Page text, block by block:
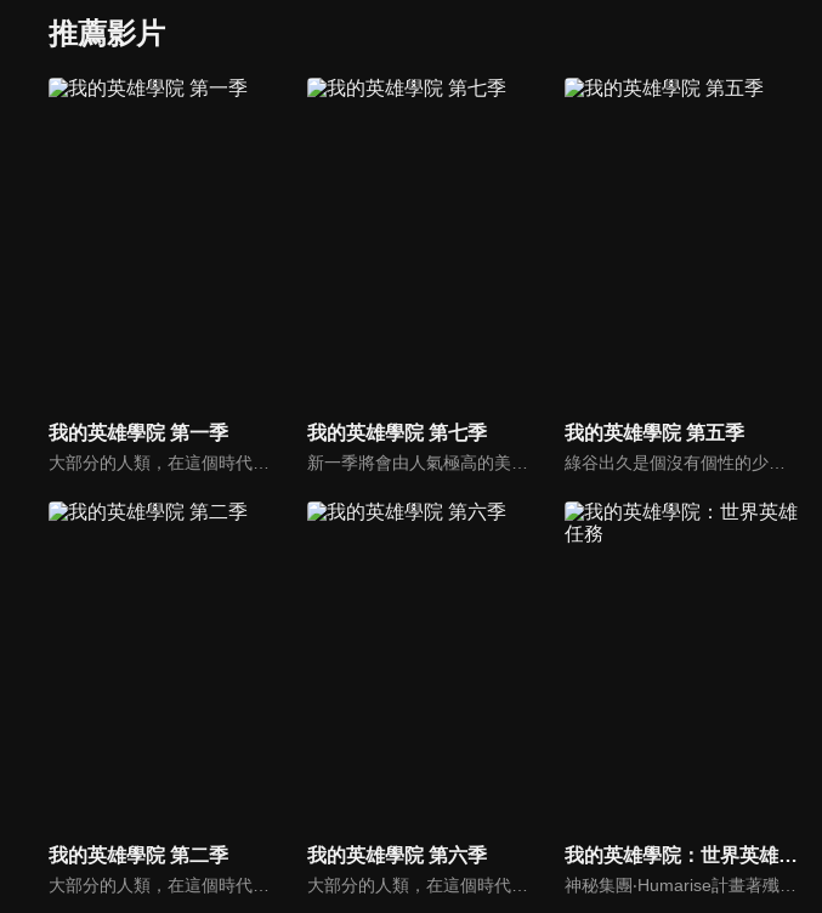
推薦影片
我的英雄學院 第一季 我的英雄學院 第七季 我的英雄學院 第五季
我的英雄學院 第二季 我的英雄學院 第六季
大部分的人類，在這個時代裡都擁有名為「個性」的力量，但有力量之人卻不一定都屬於正義的一方。只要邪惡出現的地方，必定會有英雄挺身而出拯救眾人。一名天生沒有力量的少年——綠谷出久從小就憧憬一位頂尖英雄，而他的夢想就是成為偉大的英雄，可是，沒有力量的他能實現自己的夢想嗎？
我的英雄學院：世界英雄任務